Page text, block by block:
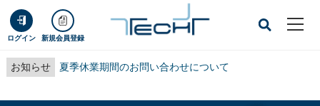
ログイン 新規会員登録
お知らせ 夏季休業期間のお問い合わせについて